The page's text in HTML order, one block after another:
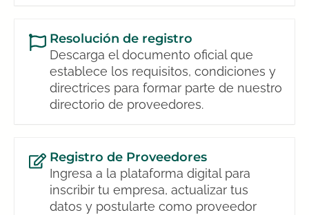
Resolución de registro
Descarga el documento oficial que
establece los requisitos, condiciones y
directrices para formar parte de nuestro
directorio de proveedores.
Registro de Proveedores
Ingresa a la plataforma digital para
inscribir tu empresa, actualizar tus
datos y postularte como proveedor